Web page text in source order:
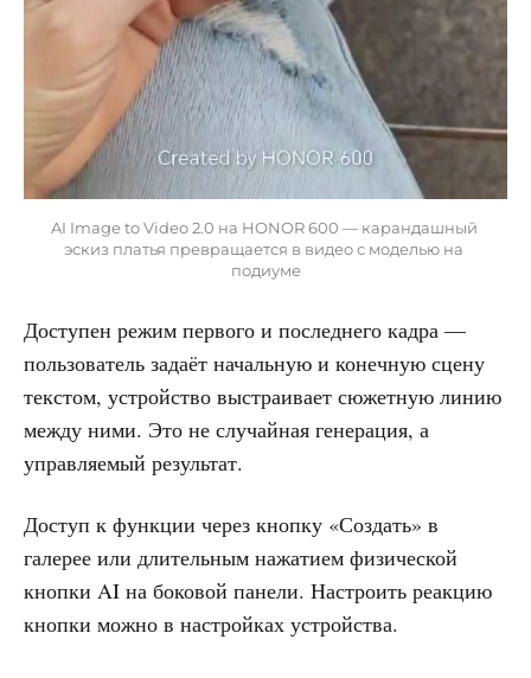
AI Image to Video 2.0 на HONOR 600 — карандашный
эскиз платья превращается в видео с моделью на
подиуме
Доступен режим первого и последнего кадра —
пользователь задаёт начальную и конечную сцену
текстом, устройство выстраивает сюжетную линию
между ними. Это не случайная генерация, а
управляемый результат.
Доступ к функции через кнопку «Создать» в
галерее или длительным нажатием физической
кнопки AI на боковой панели. Настроить реакцию
кнопки можно в настройках устройства.